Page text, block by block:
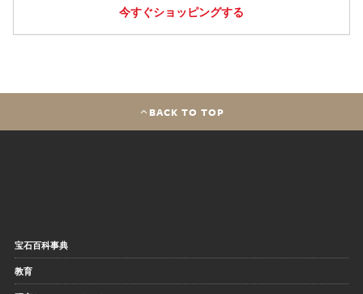
今すぐショッピングする
BACK TO TOP
宝石百科事典
教育